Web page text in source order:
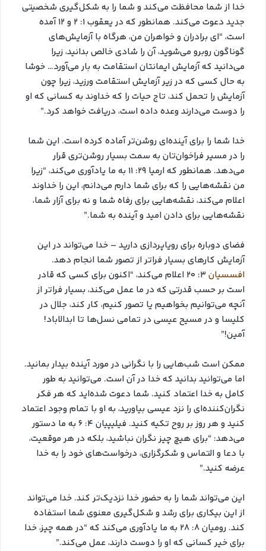
خدا از شما محافظت می‌کند و شما را به شکل‌گیری شخصیتی
جدید دعوت می‌کند. همانطور که در یعقوب ۱: ۲ و ۱۲ آمده
است، “ای برادران و خواهران من، هرگاه با آزمایش‌های
گوناگون روبرو می‌شوید، آن را شادی خالص بدانید، زیرا
می‌دانید که آزمایش ایمانتان استقامت به بار می‌آورد… خوشا
به حال کسی که در زیر آزمایش استقامت ورزید، زیرا چون
آزمایش را تحمل کند، تاج حیات را که خداوند به کسانی که او
را دوست می‌دارند وعده داده است، دریافت خواهد کرد.”
خدا شما را برای آینده‌ای روشن‌تر آماده کرده است. این شما
را در مسیر فراخوان‌تان به سمت بسیار روشن‌تری قرار
می‌دهد. همانطور که ارمیا ۲۹: ۱۱ به ما یادآوری می‌کند، “زیرا
من نقشه‌هایی را که برای شما دارم می‌دانم، این را خداوند
اعلام می‌کند، نقشه‌هایی برای رفاه شما و نه برای آزار شما،
نقشه‌هایی برای دادن امید و آینده به شما.”
فضای دوباره برای رویاپردازی دارید – خدا می‌تواند در این
آزمایش کارهای بسیار فراتر از تصور شما انجام دهد.
افسسیان
۳: ۲۰ اعلام می‌کند، “اکنون برای کسی که قادر
است بر حسب قدرتی که در ما عمل می‌کند، بسیار فراتر از
آنچه می‌توانیم بخواهیم یا تصور کنیم، کار کند، جلال در
کلیسا و در مسیح عیسی در تمامی نسل‌ها تا ابدالاباد!
آمین!”
ممکن است شب‌هایی را با نگرانی در مورد آینده بیدار بمانید.
اما می‌توانید بدانید که خدا در آن است. می‌توانید به طور
کامل به خدا اعتماد کنید. شما دعوت شده‌اید که هر فکر
نگران‌کننده‌ای را نزد عیسی بیاورید، به او با تمام وجود اعتماد
کنید و هر روز بر روح تکیه کنید. فیلیپیان ۴: ۶ به ما دستور
می‌دهد: “برای هیچ چیز نگران نباشید، بلکه در هر موقعیت،
با دعا و التماس و شکرگزاری، درخواست‌های خود را به خدا
عرضه کنید.”
این می‌تواند شما را به حضور خدا نزدیک‌تر کند. خدا می‌تواند
از این بیکاری برای رشد و شکل‌گیری معنوی شما استفاده
کند. رومیان ۸: ۲۸ به ما یادآوری می‌کند که “در همه چیز، خدا
برای خیر کسانی که او را دوست دارند، عمل می‌کند.”